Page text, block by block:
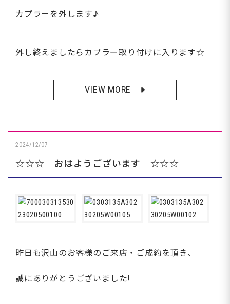
カプラーを外します♪
外し終えましたらカプラー取り付けに入ります☆
VIEW MORE
2024/12/07
☆☆☆ おはようございます ☆☆☆
昨日も沢山のお客様のご来店・ご成約を頂き、
誠にありがとうございました!